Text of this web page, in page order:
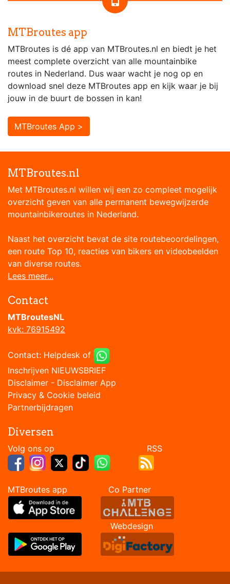
MTBroutes app
MTBroutes is dé app van MTBroutes.nl en biedt je het
meest complete overzicht van alle mountainbike
routes in Nederland. Dus waar wacht je nog op en
download snel deze MTBroutes app en kijk waar je bij
jouw in de buurt de bossen in kan!
MTBroutes App >
MTBroutes.nl
Met MTBroutes.nl willen wij een zo compleet mogelijk
overzicht geven van alle permanent bewegwijzerde
mountainbikeroutes in Nederland.
Naast het overzicht bevat de site routebeoordelingen,
een route Top 10, reacties van bikers en videobeelden
van diverse routes.
Lees meer...
Contact
MTBroutesNL
kvk: 76915492
Contact: Helpdesk of
Inschrijven NIEUWSBRIEF
Disclaimer - Disclaimer App
Privacy & Cookie beleid
Partnerbijdragen
Diversen
Volg ons op RSS
MTBroutes app Co Partner
Webdesign